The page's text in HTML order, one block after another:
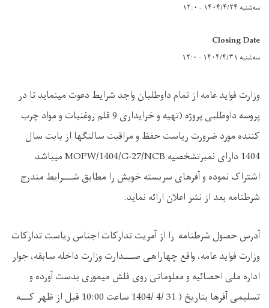
سه‌شنبه ۱۴۰۴/۴/۲۴ - ۱۲:۰
Closing Date
سه‌شنبه ۱۴۰۴/۴/۳۱ - ۱۲:۰
وزارت فواید عامه از تمام داوطلبان واجد شرایط دعوت مینماید تا در
پروسه داوطلبی پروژه (تهیه و خرایداری 9 قلم روغنیات و مواد چرب
کننده مورد ضرورت ریاست حفظ و مراقبت سالنگها از بابت سال
1404 دارای نمبرتشخصیه
میباشد
اشتراک نموده و آفرهای سربسته خویش را مطابق شـــرایط مندرج
شرطنامه بعد از نشر اعلان ارائه نماید.
آدرس حصول شرطنامه را از آمریت تدارکات اجناس ریاست تدارکات
وزارت فواید عامه، واقع چهاراهی صـــدارت وزارت داخله سابقه، جوار
اداره ملی احصائیه و معلوماتی روی فلش میموری بدست آورده و
تسلیمی آفرها بتاریخ ( 31 /4 /1404 ساعت 10:00 قبل از ظهر کـــه